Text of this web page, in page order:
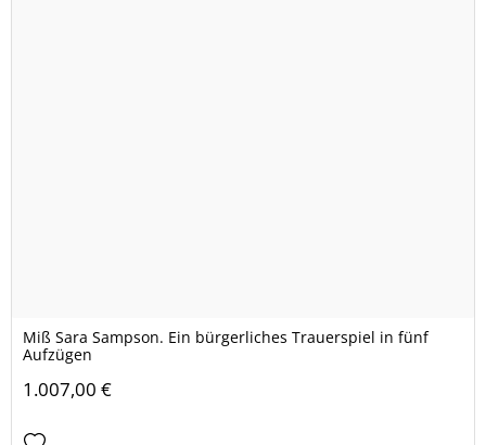
Miß Sara Sampson. Ein bürgerliches Trauerspiel in fünf
Aufzügen
1.007,00 €